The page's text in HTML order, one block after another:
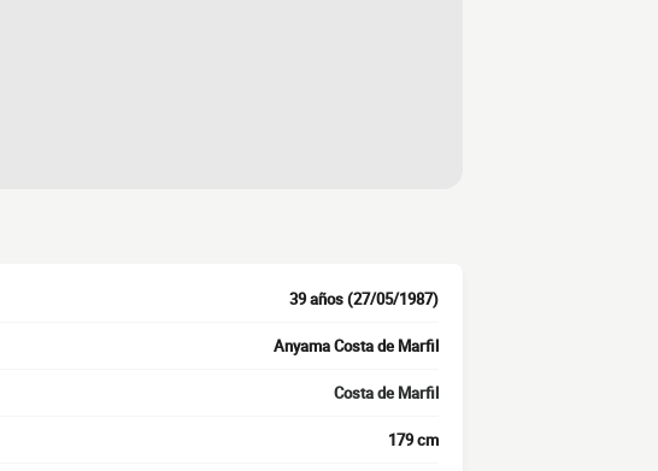
39 años (27/05/1987)
Anyama Costa de Marfil
Costa de Marfil
179 cm